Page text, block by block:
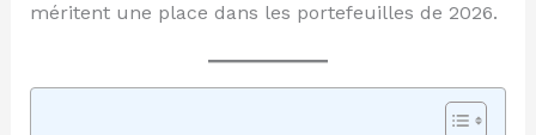
méritent une place dans les portefeuilles de 2026.